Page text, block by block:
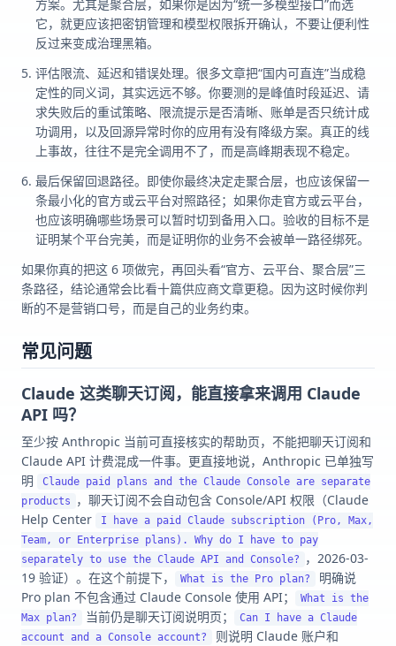
方案。尤其是聚合层，如果你是因为“统一多模型接口”而选
它，就更应该把密钥管理和模型权限拆开确认，不要让便利性
反过来变成治理黑箱。
评估限流、延迟和错误处理。很多文章把“国内可直连”当成稳
定性的同义词，其实远远不够。你要测的是峰值时段延迟、请
求失败后的重试策略、限流提示是否清晰、账单是否只统计成
功调用，以及回源异常时你的应用有没有降级方案。真正的线
上事故，往往不是完全调用不了，而是高峰期表现不稳定。
最后保留回退路径。即使你最终决定走聚合层，也应该保留一
条最小化的官方或云平台对照路径；如果你走官方或云平台，
也应该明确哪些场景可以暂时切到备用入口。验收的目标不是
证明某个平台完美，而是证明你的业务不会被单一路径绑死。
如果你真的把这 6 项做完，再回头看“官方、云平台、聚合层”三
条路径，结论通常会比看十篇供应商文章更稳。因为这时候你判
断的不是营销口号，而是自己的业务约束。
常见问题
Claude 这类聊天订阅，能直接拿来调用 Claude
API 吗？
至少按 Anthropic 当前可直接核实的帮助页，不能把聊天订阅和
Claude API 计费混成一件事。更直接地说，Anthropic 已单独写
明
Claude paid plans and the Claude Console are separate
products
，聊天订阅不会自动包含 Console/API 权限（Claude
Help Center
I have a paid Claude subscription (Pro, Max,
Team, or Enterprise plans). Why do I have to pay
separately to use the Claude API and Console?
，2026-03-
19 验证）。在这个前提下，
What is the Pro plan?
明确说
Pro plan 不包含通过 Claude Console 使用 API；
What is the
Max plan?
当前仍是聊天订阅说明页；
Can I have a Claude
account and a Console account?
则说明 Claude 账户和